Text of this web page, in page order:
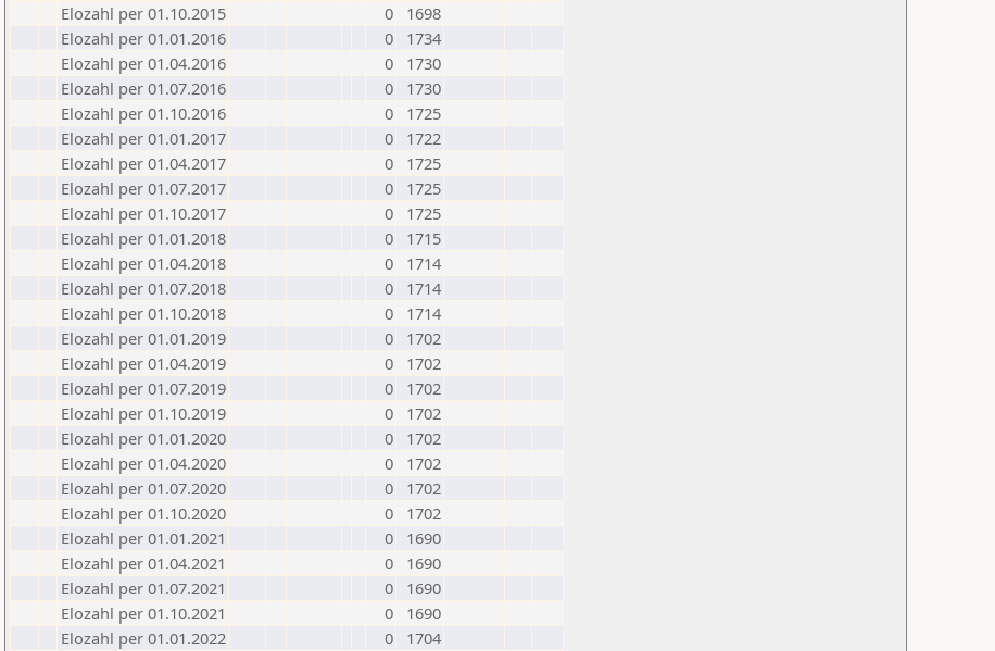
Elozahl per 01.10.2015
0
1698
Elozahl per 01.01.2016
0
1734
Elozahl per 01.04.2016
0
1730
Elozahl per 01.07.2016
0
1730
Elozahl per 01.10.2016
0
1725
Elozahl per 01.01.2017
0
1722
Elozahl per 01.04.2017
0
1725
Elozahl per 01.07.2017
0
1725
Elozahl per 01.10.2017
0
1725
Elozahl per 01.01.2018
0
1715
Elozahl per 01.04.2018
0
1714
Elozahl per 01.07.2018
0
1714
Elozahl per 01.10.2018
0
1714
Elozahl per 01.01.2019
0
1702
Elozahl per 01.04.2019
0
1702
Elozahl per 01.07.2019
0
1702
Elozahl per 01.10.2019
0
1702
Elozahl per 01.01.2020
0
1702
Elozahl per 01.04.2020
0
1702
Elozahl per 01.07.2020
0
1702
Elozahl per 01.10.2020
0
1702
Elozahl per 01.01.2021
0
1690
Elozahl per 01.04.2021
0
1690
Elozahl per 01.07.2021
0
1690
Elozahl per 01.10.2021
0
1690
Elozahl per 01.01.2022
0
1704